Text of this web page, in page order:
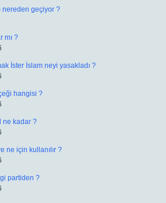
nereden geçiyor ?
mı ?
İster İslam neyi yasakladı ?
hangisi ?
ne kadar ?
ne için kullanılır ?
partiden ?